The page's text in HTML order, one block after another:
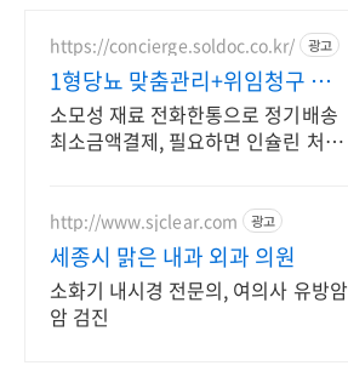
https://concierge.soldoc.co.kr/ 광고
1형당뇨 맞춤관리+위임청구 재
처방 주기 무료알림
소모성 재료 전화한통으로 정기배송
최소금액결제, 필요하면 인슐린 처방
http://www.sjclear.com 광고
세종시 맑은 내과 외과 의원
소화기 내시경 전문의, 여의사 유방암 자궁암 검진, 5대
암 검진